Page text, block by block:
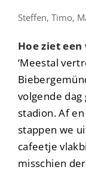
Steffen, Timo,
Hoe ziet
‘Meestal
volgende
stadion. Af
stappen we
cafeetje
misschien